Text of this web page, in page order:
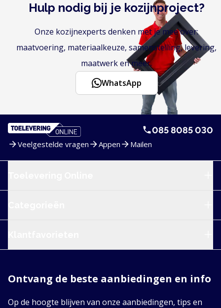
Hulp nodig bij je kozijnproject?
Onze kozijnexperts denken met je mee over:
maatvoering, materiaalkeuze, samenstelling, levering,
maatwerk en meer.
WhatsApp
085 8085 030
Veelgestelde vragen Appen Mailen
Ontvang de beste aanbiedingen en info
Op de hoogte blijven van onze aanbiedingen, tips en